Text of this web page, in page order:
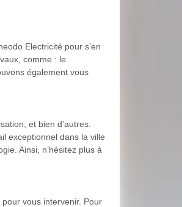
Electricité pour s’en
comme : le
également vous
et bien d’autres.
exceptionnel dans la ville
Ainsi, n’hésitez plus à
vous intervenir. Pour